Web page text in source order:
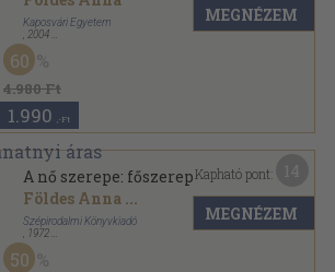
Kaposvári Egyetem
2004
Ragasztott papírkötés
4.980 Ft
60
1.990 ,-Ft
MEGNÉZEM
A nő szerepe: főszerep
Földes Anna ...
Szépirodalmi Könyvkiadó
1972
Vászon
50
Kapható pont:
MEGNÉZEM